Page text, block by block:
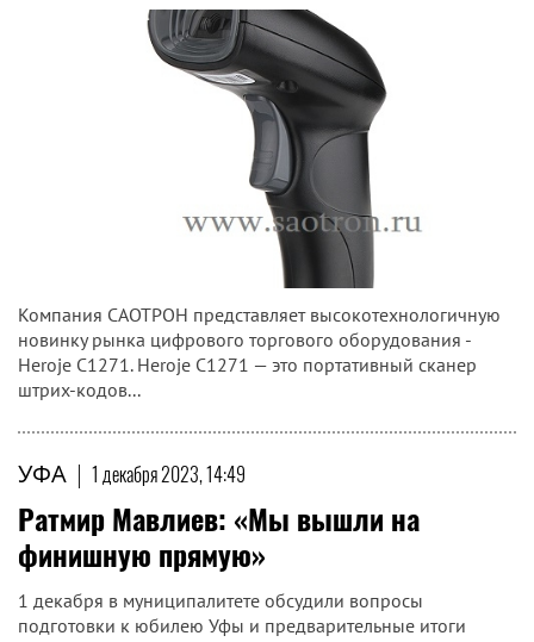
Компания САОТРОН представляет высокотехнологичную
новинку рынка цифрового торгового оборудования -
Heroje C1271. Heroje C1271 — это портативный сканер
штрих-кодов...
УФА | 1 декабря 2023, 14:49
Ратмир Мавлиев: «Мы вышли на
финишную прямую»
1 декабря в муниципалитете обсудили вопросы
подготовки к юбилею Уфы и предварительные итоги